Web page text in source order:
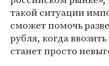
такой ситуации
сможет помочь
рубля, когда
станет просто